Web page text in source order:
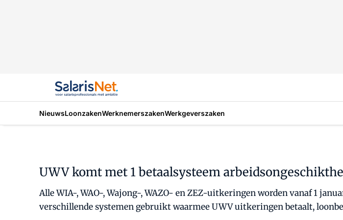
NieuwsLoonzakenWerknemerszakenWerkgeverszaken
UWV komt met 1 betaalsysteem
Alle WIA-, WAO-, Wajong-, WAZO- en ZEZ-uitkeringen worden vanaf 1
verschillende systemen gebruikt waarmee UWV uitkeringen betaalt,